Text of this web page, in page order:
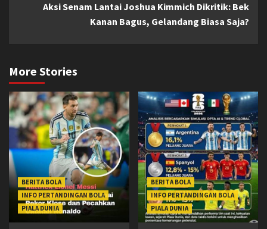
Aksi Senam Lantai Joshua Kimmich Dikritik: Bek
Kanan Bagus, Gelandang Biasa Saja?
More Stories
BERITA BOLA
INFO PERTANDINGAN BOLA
PIALA DUNIA
BERITA BOLA
INFO PERTANDINGAN BOLA
PIALA DUNIA